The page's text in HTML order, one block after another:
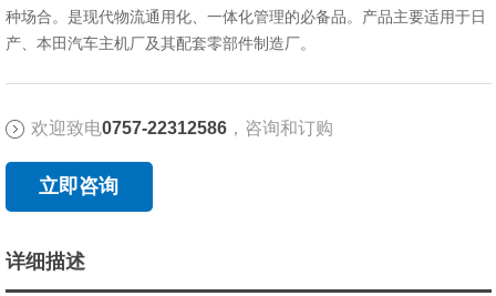
种场合。是现代物流通用化、一体化管理的必备品。产品主要适用于日
产、本田汽车主机厂及其配套零部件制造厂。
欢迎致电0757-22312586，咨询和订购
立即咨询
详细描述